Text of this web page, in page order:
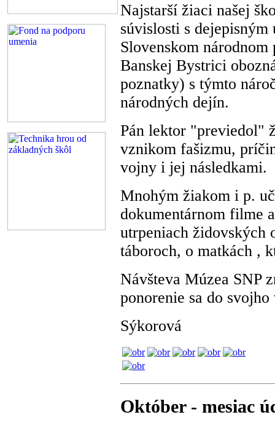
Najstarší žiaci našej
súvislosti s
Slovenskom národnom
Banskej Bystrici
poznatky) s týmto
národných dejín.
Pán lektor "previedol"
vznikom fašizmu,
vojny i jej následkami.
Mnohým žiakom i p.
dokumentárnom filme
utrpeniach židovských
táboroch, o matkách ,
Návšteva Múzea SNP
ponorenie sa do
Sýkorová
Október - mesiac